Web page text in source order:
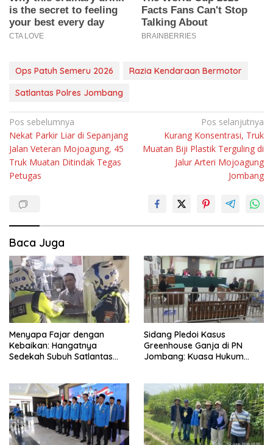
Ops Patuh Semeru 2026
Razia Kendaraan Bermotor
Satlantas Polres Jombang
Navigasi
pos
Pos sebelumnya
Nekat Parkir Liar di Sepanjang
Jalan Veteran Mojoagung, 45
Truk Muatan Ditindak Tegas
Petugas
Pos selanjutnya
Kurang Konsentrasi, Truk
Muatan Biji Plastik Terguling di
Jalur Arteri Mojoagung
Jombang
Baca Juga
Menyapa Fajar dengan
Kebaikan: Hangatnya
Sedekah Subuh Satlantas
Sidang Pledoi Kasus
Greenhouse Ganja di PN
Jombang: Kuasa Hukum